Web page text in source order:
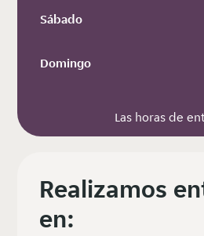
Sábado
Domingo
Las horas de
Realizamos
en: